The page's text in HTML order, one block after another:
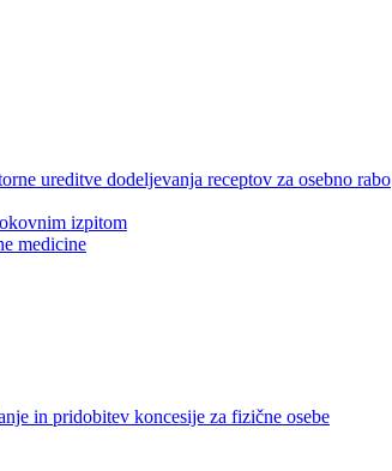
ureditve dodeljevanja receptov za osebno rabo
izpitom
medicine
in pridobitev koncesije za fizične osebe